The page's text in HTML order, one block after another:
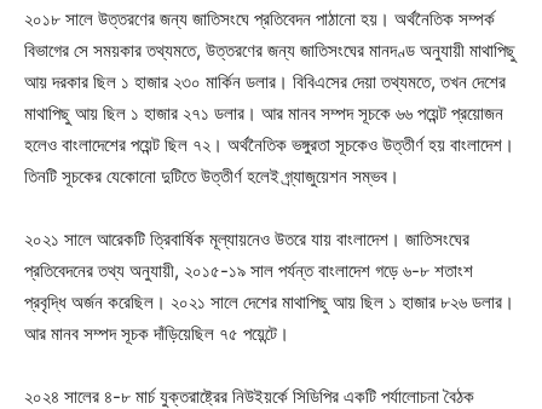
২০১৮ সালে উত্তরণের জন্য জাতিসংঘে প্রতিবেদন পাঠানো হয়। অর্থনৈতিক সম্পর্ক
বিভাগের সে সময়কার তথ্যমতে, উত্তরণের জন্য জাতিসংঘের মানদণ্ড অনুযায়ী মাথাপিছু
আয় দরকার ছিল ১ হাজার ২৩০ মার্কিন ডলার। বিবিএসের দেয়া তথ্যমতে, তখন দেশের
মাথাপিছু আয় ছিল ১ হাজার ২৭১ ডলার। আর মানব সম্পদ সূচকে ৬৬ পয়েন্ট প্রয়োজন
হলেও বাংলাদেশের পয়েন্ট ছিল ৭২। অর্থনৈতিক ভঙ্গুরতা সূচকেও উত্তীর্ণ হয় বাংলাদেশ।
তিনটি সূচকের যেকোনো দুটিতে উত্তীর্ণ হলেই গ্র্যাজুয়েশন সম্ভব।
২০২১ সালে আরেকটি ত্রিবার্ষিক মূল্যায়নেও উতরে যায় বাংলাদেশ। জাতিসংঘের
প্রতিবেদনের তথ্য অনুযায়ী, ২০১৫-১৯ সাল পর্যন্ত বাংলাদেশ গড়ে ৬-৮ শতাংশ
প্রবৃদ্ধি অর্জন করেছিল। ২০২১ সালে দেশের মাথাপিছু আয় ছিল ১ হাজার ৮২৬ ডলার।
আর মানব সম্পদ সূচক দাঁড়িয়েছিল ৭৫ পয়েন্টে।
২০২৪ সালের ৪-৮ মার্চ যুক্তরাষ্ট্রের নিউইয়র্কে সিডিপির একটি পর্যালোচনা বৈঠক